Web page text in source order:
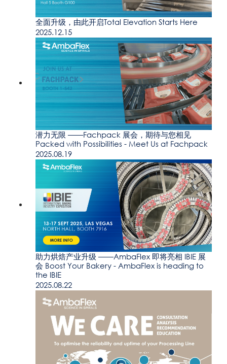
全面升级，由此开启Total Elevation Starts Here
2025.12.15
潜力无限 ——Fachpack 展会，期待与您相见
Packed with Possibilities - Meet Us at Fachpack
2025.08.19
助力烘焙产业升级 ——AmbaFlex 即将亮相 IBIE 展
会 Boost Your Bakery - AmbaFlex is heading to
the IBIE
2025.08.22